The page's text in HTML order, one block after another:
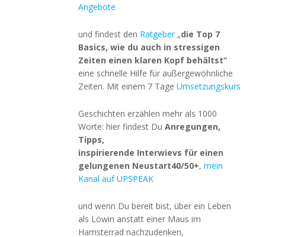
Angebote
und findest den Ratgeber„die Top 7
Basics, wie du auch in stressigen
Zeiten einen klaren Kopf behältst“
eine schnelle Hilfe für außergewöhnliche
Zeiten. Mit einem 7 Tage Umsetzungskurs
Geschichten erzählen mehr als 1000
Worte: hier findest Du Anregungen,
Tipps,
inspirierende Interwievs für einen
gelungenen Neustart40/50+, mein
Kanal auf UPSPEAK
und wenn Du bereit bist, über ein Leben
als Löwin anstatt einer Maus im
Hamsterrad nachzudenken,